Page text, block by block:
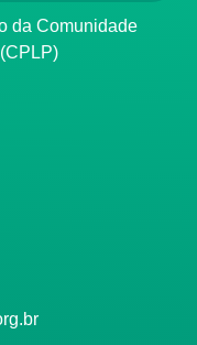
da Comunidade